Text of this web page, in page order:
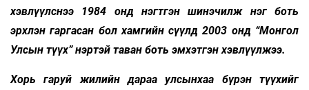
хэвлүүлснээ 1984 онд нэгтгэн шинэчилж нэг боть
эрхлэн гаргасан бол хамгийн сүүлд 2003 онд “Монгол
Улсын түүх” нэртэй таван боть эмхэтгэн хэвлүүлжээ.
Хорь гаруй жилийн дараа улсынхаа бүрэн түүхийг